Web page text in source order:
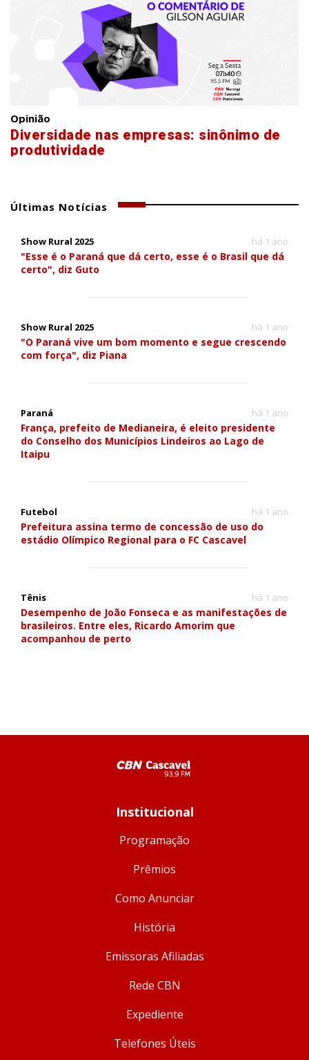
Opinião
Diversidade nas empresas: sinônimo de
produtividade
Últimas Notícias
Show Rural 2025 há 1 ano
"Esse é o Paraná que dá certo, esse é o Brasil que dá
certo", diz Guto
Show Rural 2025 há 1 ano
"O Paraná vive um bom momento e segue crescendo
com força", diz Piana
Paraná há 1 ano
França, prefeito de Medianeira, é eleito presidente
do Conselho dos Municípios Lindeiros ao Lago de
Itaipu
Futebol há 1 ano
Prefeitura assina termo de concessão de uso do
estádio Olímpico Regional para o FC Cascavel
Tênis há 1 ano
Desempenho de João Fonseca e as manifestações de
brasileiros. Entre eles, Ricardo Amorim que
acompanhou de perto
Institucional
Programação
Prêmios
Como Anunciar
História
Emissoras Afiliadas
Rede CBN
Expediente
Telefones Úteis